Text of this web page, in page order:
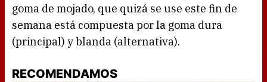
goma de mojado, que quizá se use este fin de
semana está compuesta por la goma dura
(principal) y blanda (alternativa).
RECOMENDAMOS